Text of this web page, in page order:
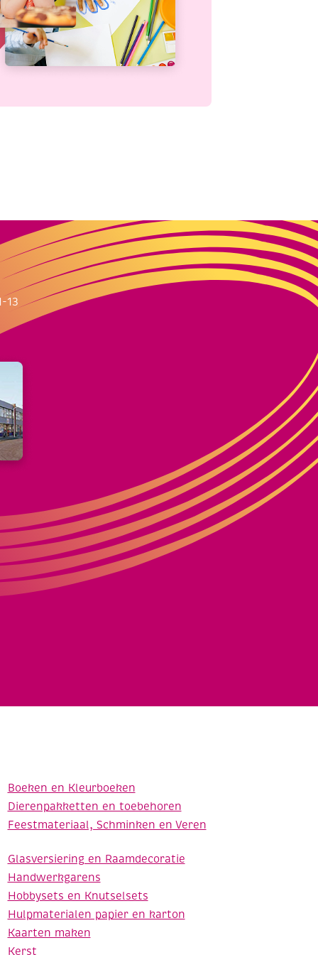
13
Boeken en Kleurboeken
Dierenpakketten en toebehoren
Feestmateriaal, Schminken en Veren
Glasversiering en Raamdecoratie
Handwerkgarens
Hobbysets en Knutselsets
Hulpmaterialen papier en karton
Kaarten maken
Kerst